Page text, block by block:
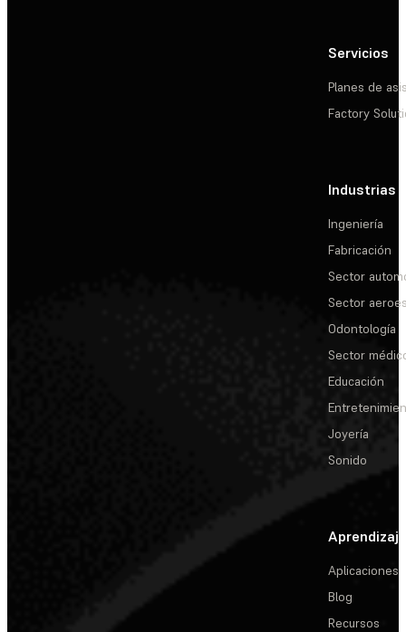
Servicios
Planes de
Factory
Industrias
Ingeniería
Fabricación
Sector
Sector
Odontología
Sector
Educación
Joyería
Sonido
Aprendizaje
Aplicaciones
Blog
Recursos